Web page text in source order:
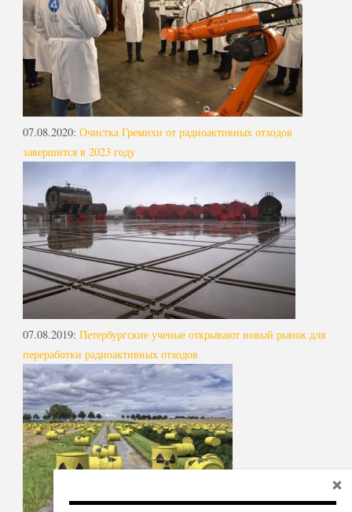
07.08.2020: Очистка Гремихи от радиоактивных отходов
завершится в 2023 году
07.08.2019: Петербургские ученые открывают новый рынок для
переработки радиоактивных отходов